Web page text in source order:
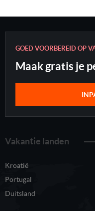
GOED VOORBEREID OP
Maak gratis je
Vakantie landen
Kroatië
Portugal
Duitsland